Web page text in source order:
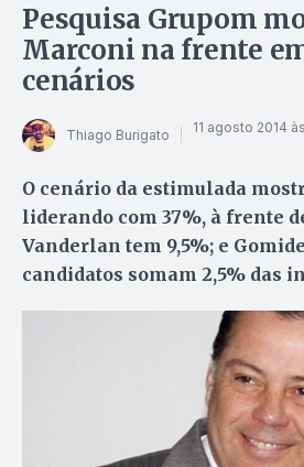
Pesquisa Grupom
Marconi na frente
cenários
Thiago Burigato 11 agosto 2014
O cenário da estimulada
liderando com 37%, à frente
Vanderlan tem 9,5%; e
candidatos somam 2,5% das